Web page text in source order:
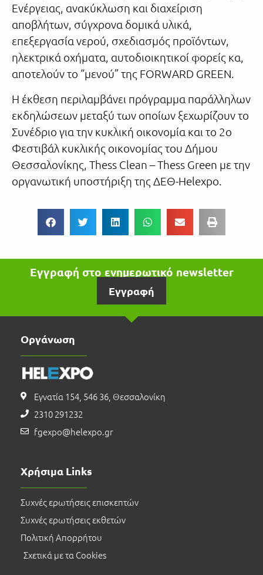
Ενέργειας, ανακύκλωση και διαχείριση
αποβλήτων, σύγχρονα δομικά υλικά,
επεξεργασία νερού, σχεδιασμός προϊόντων,
ηλεκτρικά οχήματα, αυτοδιοικητικοί φορείς κα,
αποτελούν το “μενού” της FORWARD GREEN.
Η έκθεση περιλαμβάνει πρόγραμμα παράλληλων
εκδηλώσεων μεταξύ των οποίων ξεχωρίζουν το
Συνέδριο για την κυκλική οικονομία και το 2o
Φεστιβάλ κυκλικής οικονομίας του Δήμου
Θεσσαλονίκης, Thess Clean – Thess Green με την
οργανωτική υποστήριξη της ΔΕΘ-Helexpo.
Εγγραφή στο ενημερωτικό newsletter
Εγγραφή
Οργάνωση
Εγνατία 154, 546 36, Θεσσαλονίκη
2310 291232
fgexpo@helexpo.gr
Χρήσιμα Links
Συχνές ερωτήσεις επισκεπτών
Συχνές ερωτήσεις εκθετών
Πολιτική Απορρήτου
Σχετικά με τα Cookies